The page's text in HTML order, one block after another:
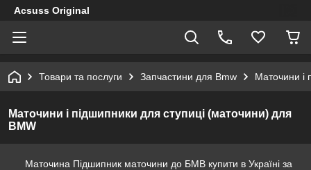
Acsuss Original
Товари та послуги Запчастини для Bmw Маточини і
Маточини і підшипники для ступиці (маточини) для
BMW
Маточина Підшипник маточини до БМВ купити в Україні за